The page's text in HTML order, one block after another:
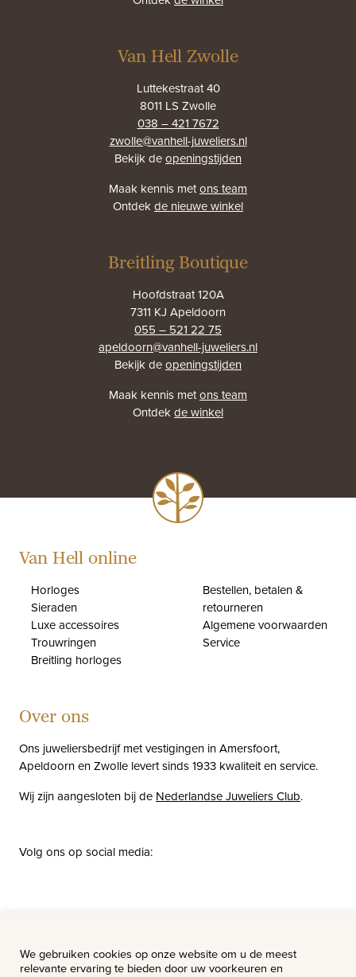
Van Hell Zwolle
Luttekestraat 40
8011 LS Zwolle
038 – 421 7672
zwolle@vanhell-juweliers.nl
Bekijk deopeningstijden
Maak kennis metons team
Ontdekde nieuwe winkel
Breitling Boutique
Hoofdstraat 120A
7311 KJ Apeldoorn
055 – 521 22 75
apeldoorn@vanhell-juweliers.nl
Bekijk deopeningstijden
Maak kennis metons team
Ontdekde winkel
Van Hell online
Horloges
Sieraden
Luxe accessoires
Trouwringen
Breitling horloges
Bestellen, betalen &
retourneren
Algemene voorwaarden
Service
Over ons
Ons juweliersbedrijf met vestigingen in Amersfoort,
Apeldoorn en Zwolle levert sinds 1933 kwaliteit en service.
Wij zijn aangesloten bij de Nederlandse Juweliers Club.
Volg ons op social media:
Vacatures
We gebruiken cookies op onze website om u de meest
relevante ervaring te bieden door uw voorkeuren en